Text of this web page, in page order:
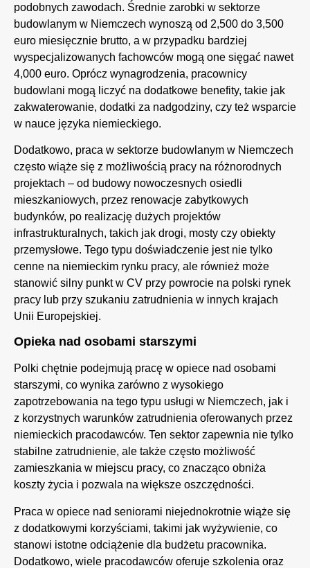
podobnych zawodach. Średnie zarobki w sektorze
budowlanym w Niemczech wynoszą od 2,500 do 3,500
euro miesięcznie brutto, a w przypadku bardziej
wyspecjalizowanych fachowców mogą one sięgać nawet
4,000 euro. Oprócz wynagrodzenia, pracownicy
budowlani mogą liczyć na dodatkowe benefity, takie jak
zakwaterowanie, dodatki za nadgodziny, czy też wsparcie
w nauce języka niemieckiego.
Dodatkowo, praca w sektorze budowlanym w Niemczech
często wiąże się z możliwością pracy na różnorodnych
projektach – od budowy nowoczesnych osiedli
mieszkaniowych, przez renowacje zabytkowych
budynków, po realizację dużych projektów
infrastrukturalnych, takich jak drogi, mosty czy obiekty
przemysłowe. Tego typu doświadczenie jest nie tylko
cenne na niemieckim rynku pracy, ale również może
stanowić silny punkt w CV przy powrocie na polski rynek
pracy lub przy szukaniu zatrudnienia w innych krajach
Unii Europejskiej.
Opieka nad osobami starszymi
Polki chętnie podejmują pracę w opiece nad osobami
starszymi, co wynika zarówno z wysokiego
zapotrzebowania na tego typu usługi w Niemczech, jak i
z korzystnych warunków zatrudnienia oferowanych przez
niemieckich pracodawców. Ten sektor zapewnia nie tylko
stabilne zatrudnienie, ale także często możliwość
zamieszkania w miejscu pracy, co znacząco obniża
koszty życia i pozwala na większe oszczędności.
Praca w opiece nad seniorami niejednokrotnie wiąże się
z dodatkowymi korzyściami, takimi jak wyżywienie, co
stanowi istotne odciążenie dla budżetu pracownika.
Dodatkowo, wiele pracodawców oferuje szkolenia oraz